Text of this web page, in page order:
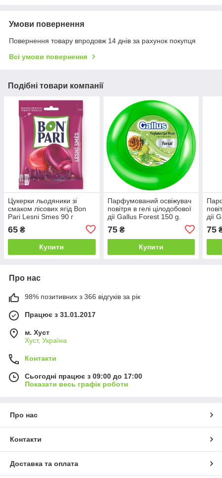
Умови повернення
Повернення товару впродовж 14 днів за рахунок покупця
Всі умови повернення
Подібні товари компанії
Цукерки льодяники зі
смаком лісових ягід Bon
Pari Lesni Smes 90 г
65 ₴
Купити
Парфумований освіжувач
повітря в гелі цілодобової
дії Gallus Forest 150 g.
75₴
Купити
дії
75
Про нас
98% позитивних з 366 відгуків за рік
Працює з 31.01.2017
м. Хуст
Хуст, Україна
Контакти
Сьогодні працює з 09:00 до 17:00
Показати весь графік роботи
Про нас
Контакти
Доставка та оплата